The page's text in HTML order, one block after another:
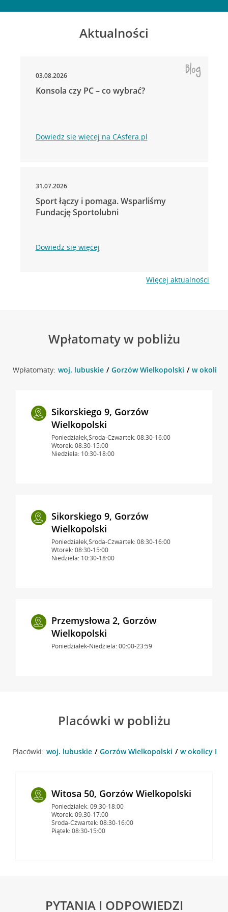
Aktualności
03.08.2026
Konsola czy PC – co wybrać?
Dowiedz się więcej na CAsfera.pl
31.07.2026
Sport łączy i pomaga. Wsparliśmy
Fundację Sportolubni
Dowiedz się więcej
Więcej aktualności
Wpłatomaty w pobliżu
Wpłatomaty: woj. lubuskie Gorzów Wielkopolski w okolicy
Sikorskiego 9, Gorzów
Wielkopolski
Poniedziałek,Środa-Czwartek: 08:30-16:00
Wtorek: 08:30-15:00
Niedziela: 10:30-18:00
Sikorskiego 9, Gorzów
Wielkopolski
Poniedziałek,Środa-Czwartek: 08:30-16:00
Wtorek: 08:30-15:00
Niedziela: 10:30-18:00
Przemysłowa 2, Gorzów
Wielkopolski
Poniedziałek-Niedziela: 00:00-23:59
Placówki w pobliżu
Placówki: woj. lubuskie Gorzów Wielkopolski w okolicy
Witosa 50, Gorzów Wielkopolski
Poniedziałek: 09:30-18:00
Wtorek: 09:30-17:00
Środa-Czwartek: 08:30-16:00
Piątek: 08:30-15:00
PYTANIA I ODPOWIEDZI